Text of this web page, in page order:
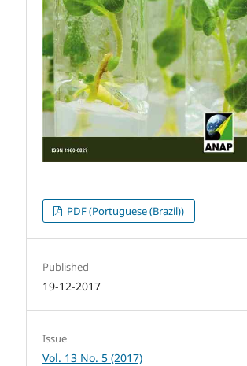
PDF (Portuguese (Brazil))
Published
19-12-2017
Issue
Vol. 13 No. 5 (2017)